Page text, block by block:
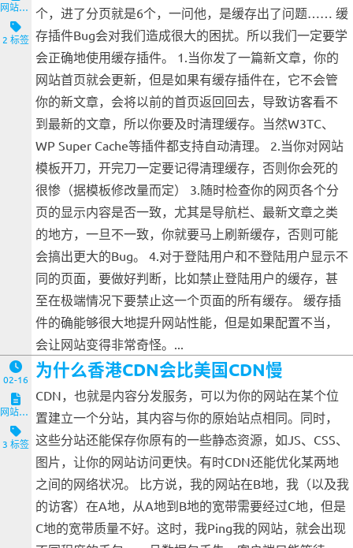
网站与服务端
2 标签
个，进了分页就是6个，一问他，是缓存出了问题…… 缓
存插件Bug会对我们造成很大的困扰。所以我们一定要学
会正确地使用缓存插件。 1.当你发了一篇新文章，你的
网站首页就会更新，但是如果有缓存插件在，它不会管
你的新文章，会将以前的首页返回回去，导致访客看不
到最新的文章，所以你要及时清理缓存。当然W3TC、
WP Super Cache等插件都支持自动清理。 2.当你对网站
模板开刀，开完刀一定要记得清理缓存，否则你会死的
很惨（据模板修改量而定） 3.随时检查你的网页各个分
页的显示内容是否一致，尤其是导航栏、最新文章之类
的地方，一旦不一致，你就要马上刷新缓存，否则可能
会搞出更大的Bug。 4.对于登陆用户和不登陆用户显示不
同的页面，要做好判断，比如禁止登陆用户的缓存，甚
至在极端情况下要禁止这一个页面的所有缓存。 缓存插
件的确能够很大地提升网站性能，但是如果配置不当，
会让网站变得非常奇怪。...
02-16
网站与服务端
3 标签
为什么香港CDN会比美国CDN慢
CDN，也就是内容分发服务，可以为你的网站在某个位
置建立一个分站，其内容与你的原始站点相同。同时，
这些分站还能保存你原有的一些静态资源，如JS、CSS、
图片，让你的网站访问更快。有时CDN还能优化某两地
之间的网络状况。 比方说，我的网站在B地，我（以及我
的访客）在A地，从A地到B地的宽带需要经过C地，但是
C地的宽带质量不好。这时，我Ping我的网站，就会出现